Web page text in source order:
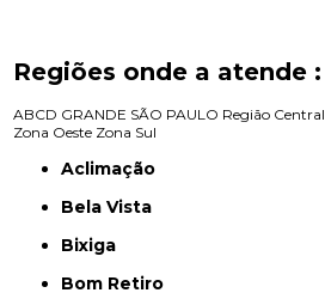
Regiões onde a atende :
ABCD GRANDE SÃO PAULO Região Central
Zona Oeste Zona Sul
Aclimação
Bela Vista
Bixiga
Bom Retiro